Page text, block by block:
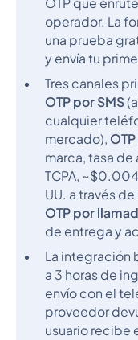
OTP que
operador. La
una prueba
y envía tu
Tres canales
OTP por SMS
cualquier
mercado),
marca, tasa
TCPA,
UU. a través de
OTP por
de entrega y
La integración
a 3 horas de
envío con el
proveedor
usuario recibe